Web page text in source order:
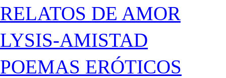
RELATOS DE AMOR
LYSIS-AMISTAD
POEMAS ERÓTICOS